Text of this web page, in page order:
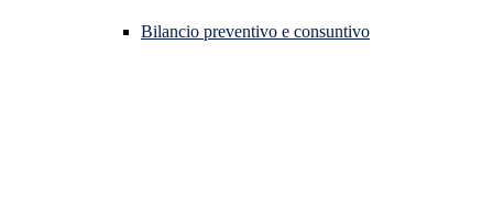
Bilancio preventivo e consuntivo